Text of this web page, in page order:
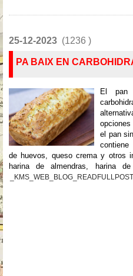
25-12-2023 (1236 )
PA BAIX EN
El pan
el pan
de huevos, queso crema y otros
harina de almendras, harina
_KMS_WEB_BLOG_READFULLPOST